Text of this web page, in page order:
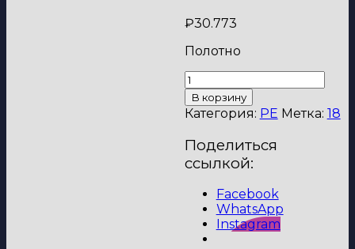
₽30.773
Полотно
Количество
товара
Дверь
Графит
18
PE
ст.серебро
2000*800
(190)
кромка
В корзину
Категория: PE Метка: 18
Поделиться
ссылкой:
Facebook
WhatsApp
Instagram